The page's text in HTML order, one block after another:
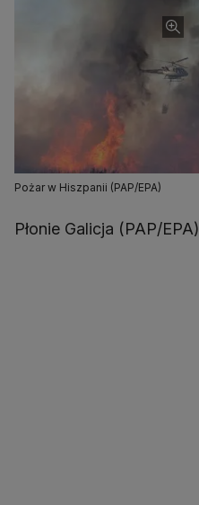
Pożar w Hiszpanii (PAP/EPA)
Płonie Galicja (PAP/EPA)